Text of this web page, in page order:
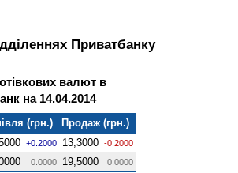
Приватбанку
валют в
на 14.04.2014
(грн.)
Продаж (грн.)
+0.2000 13,3000 -0.2000
0.0000 19,5000 0.0000